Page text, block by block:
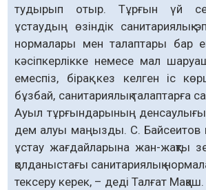
тудырып отыр. Тұрғын үй
ұстаудың өзіндік санитариялық-
нормалары мен талаптары бар
кәсіпкерлікке немесе мал
емес­піз, бірақ кез келген іс
бұзбай, санитариялық талаптарға
Ауыл тұрғындарының
дем алуы маңызды. С. Байсеитов
ұстау жағдайларына жан-жақты
қолданыстағы санитариялық
тексеру керек, – деді Талғат Мақаш.